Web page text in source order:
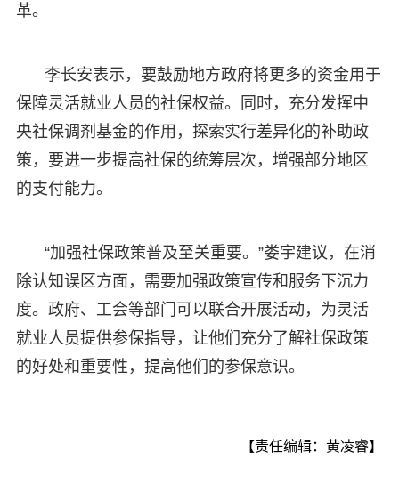
革。
李长安表示，要鼓励地方政府将更多的资金用于
保障灵活就业人员的社保权益。同时，充分发挥中
央社保调剂基金的作用，探索实行差异化的补助政
策，要进一步提高社保的统筹层次，增强部分地区
的支付能力。
“加强社保政策普及至关重要。”娄宇建议，在消
除认知误区方面，需要加强政策宣传和服务下沉力
度。政府、工会等部门可以联合开展活动，为灵活
就业人员提供参保指导，让他们充分了解社保政策
的好处和重要性，提高他们的参保意识。
【责任编辑：黄凌睿】